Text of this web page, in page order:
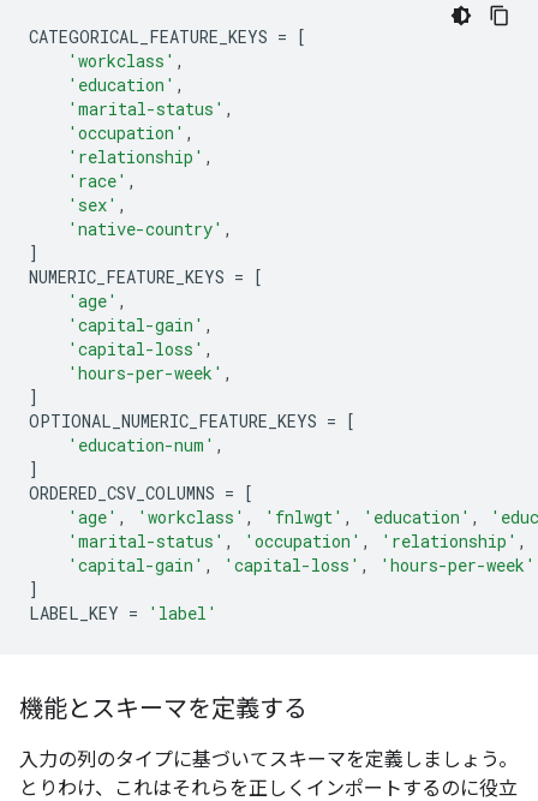
adult.test          100%[===================>]
CATEGORICAL_FEATURE_KEYS = [
'workclass' ,
'education' ,
'marital-status' ,
'occupation' ,
'relationship' ,
'race' ,
'sex' ,
'native-country' ,
]
NUMERIC_FEATURE_KEYS = [
'age' ,
'capital-gain' ,
'capital-loss' ,
'hours-per-week' ,
]
OPTIONAL_NUMERIC_FEATURE_KEYS = [
'education-num' ,
]
ORDERED_CSV_COLUMNS = [
'age' , 'workclass' , 'fnlwgt' , 'education' ,
'marital-status' , 'occupation' , 'relationship' ,
'capital-gain' , 'capital-loss' , 'hours-per-week'
]
LABEL_KEY = 'label'
機能とスキーマを定義する
入力の列のタイプに基づいてスキーマを定義しましょう。
とりわけ、これはそれらを正しくインポートするのに役立